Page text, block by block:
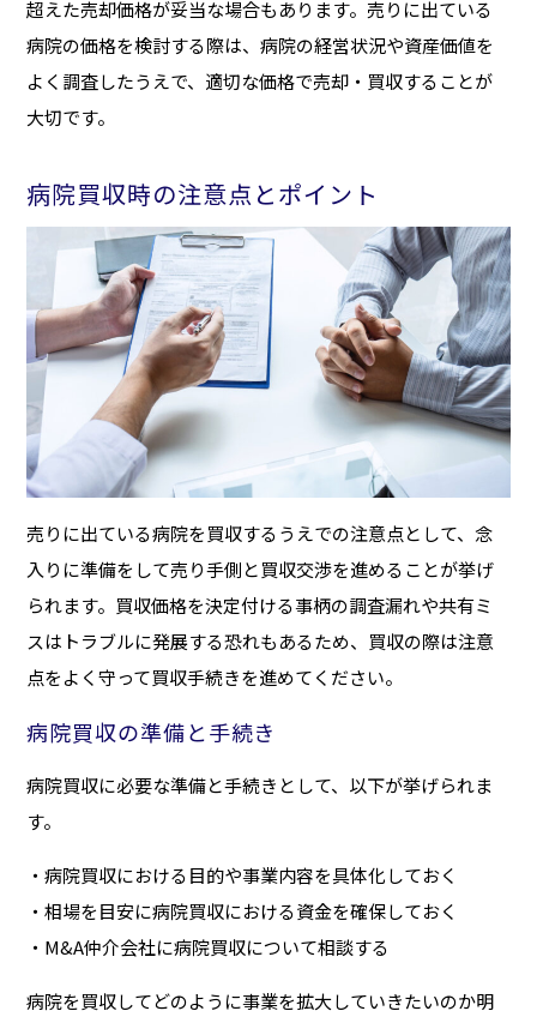
超えた売却価格が妥当な場合もあります。売りに出ている
病院の価格を検討する際は、病院の経営状況や資産価値を
よく調査したうえで、適切な価格で売却・買収することが
大切です。
病院買収時の注意点とポイント
売りに出ている病院を買収するうえでの注意点として、念
入りに準備をして売り手側と買収交渉を進めることが挙げ
られます。買収価格を決定付ける事柄の調査漏れや共有ミ
スはトラブルに発展する恐れもあるため、買収の際は注意
点をよく守って買収手続きを進めてください。
病院買収の準備と手続き
病院買収に必要な準備と手続きとして、以下が挙げられま
す。
・病院買収における目的や事業内容を具体化しておく
・相場を目安に病院買収における資金を確保しておく
・M&A仲介会社に病院買収について相談する
病院を買収してどのように事業を拡大していきたいのか明